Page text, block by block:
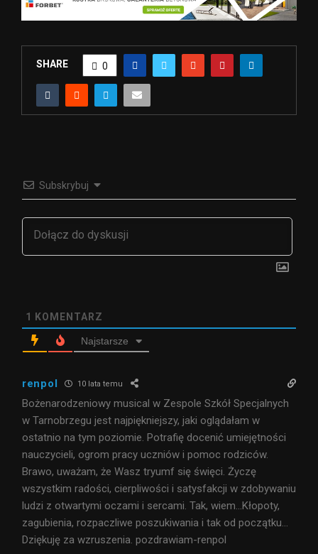
SHARE 0
Subskrybuj
1 KOMENTARZ
Najstarsze
renpol 10 lata temu
Bożenarodzeniowy musical w Zespole Szkół Specjalnych
w Tarnobrzegu jest najpiękniejszy, jaki oglądałam w
ostatnio na tym poziomie. Potrafię docenić umiejętności
nauczycieli, ogrom pracy uczniów i pomoc rodziców.
Brawo, uważam, że Wasz tryumf się święci. Życzę
wszystkim radości, cierpliwości i satysfakcji w zdobywaniu
ludzi z otwartymi oczami i sercami. Tak, wiem…Kłopoty,
zagubienia, rozpaczliwe poszukiwania i tak od początku…
Dziękuję za wzruszenia. pozdrawiam-renpol